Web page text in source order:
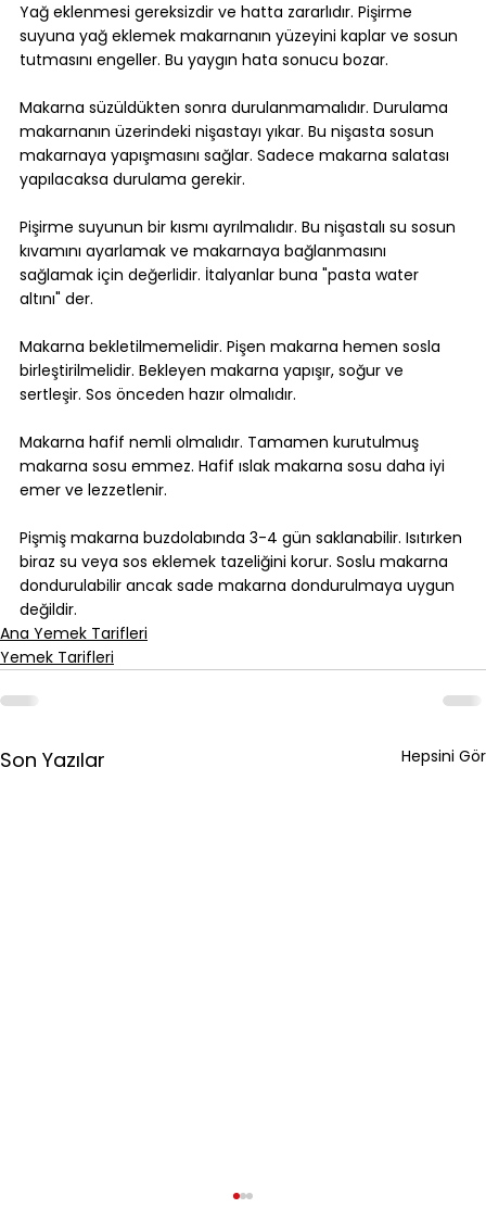
Yağ eklenmesi gereksizdir ve hatta zararlıdır. Pişirme
suyuna yağ eklemek makarnanın yüzeyini kaplar ve sosun
tutmasını engeller. Bu yaygın hata sonucu bozar.
Makarna süzüldükten sonra durulanmamalıdır. Durulama
makarnanın üzerindeki nişastayı yıkar. Bu nişasta sosun
makarnaya yapışmasını sağlar. Sadece makarna salatası
yapılacaksa durulama gerekir.
Pişirme suyunun bir kısmı ayrılmalıdır. Bu nişastalı su sosun
kıvamını ayarlamak ve makarnaya bağlanmasını
sağlamak için değerlidir. İtalyanlar buna "pasta water
altını" der.
Makarna bekletilmemelidir. Pişen makarna hemen sosla
birleştirilmelidir. Bekleyen makarna yapışır, soğur ve
sertleşir. Sos önceden hazır olmalıdır.
Makarna hafif nemli olmalıdır. Tamamen kurutulmuş
makarna sosu emmez. Hafif ıslak makarna sosu daha iyi
emer ve lezzetlenir.
Pişmiş makarna buzdolabında 3-4 gün saklanabilir. Isıtırken
biraz su veya sos eklemek tazeliğini korur. Soslu makarna
dondurulabilir ancak sade makarna dondurulmaya uygun
değildir.
Ana Yemek Tarifleri
Yemek Tarifleri
Son Yazılar Hepsini Gör